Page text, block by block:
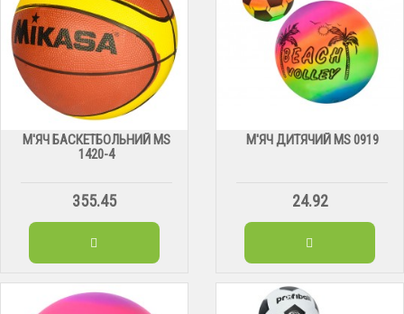
М'ЯЧ БАСКЕТБОЛЬНИЙ МS
1420-4
355.45
М'ЯЧ ДИТЯЧИЙ МS 0919
24.92